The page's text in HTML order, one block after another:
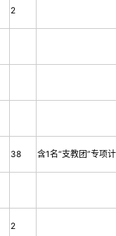
2
38 含1名“支教团”专项
2